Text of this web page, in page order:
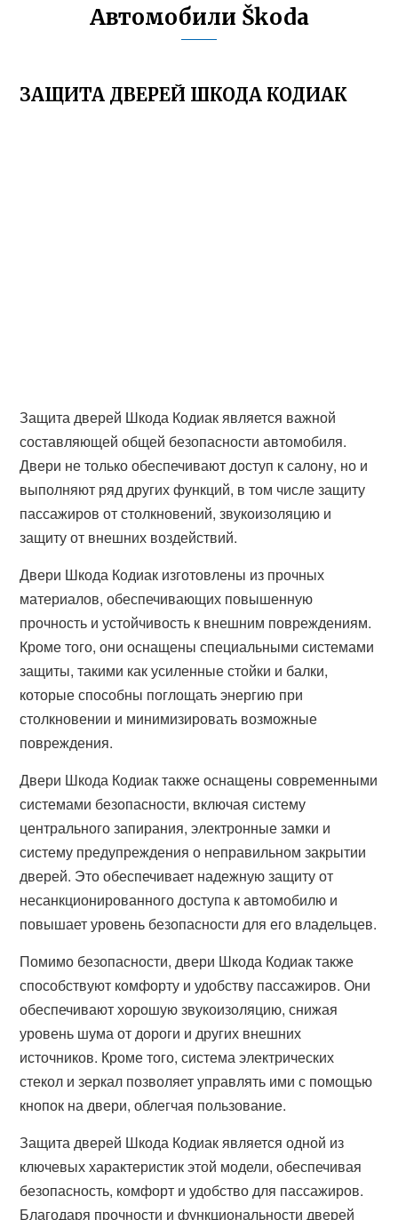
Автомобили Škoda
ЗАЩИТА ДВЕРЕЙ ШКОДА КОДИАК
Защита дверей Шкода Кодиак является важной
составляющей общей безопасности автомобиля.
Двери не только обеспечивают доступ к салону, но и
выполняют ряд других функций, в том числе защиту
пассажиров от столкновений, звукоизоляцию и
защиту от внешних воздействий.
Двери Шкода Кодиак изготовлены из прочных
материалов, обеспечивающих повышенную
прочность и устойчивость к внешним повреждениям.
Кроме того, они оснащены специальными системами
защиты, такими как усиленные стойки и балки,
которые способны поглощать энергию при
столкновении и минимизировать возможные
повреждения.
Двери Шкода Кодиак также оснащены современными
системами безопасности, включая систему
центрального запирания, электронные замки и
систему предупреждения о неправильном закрытии
дверей. Это обеспечивает надежную защиту от
несанкционированного доступа к автомобилю и
повышает уровень безопасности для его владельцев.
Помимо безопасности, двери Шкода Кодиак также
способствуют комфорту и удобству пассажиров. Они
обеспечивают хорошую звукоизоляцию, снижая
уровень шума от дороги и других внешних
источников. Кроме того, система электрических
стекол и зеркал позволяет управлять ими с помощью
кнопок на двери, облегчая пользование.
Защита дверей Шкода Кодиак является одной из
ключевых характеристик этой модели, обеспечивая
безопасность, комфорт и удобство для пассажиров.
Благодаря прочности и функциональности дверей